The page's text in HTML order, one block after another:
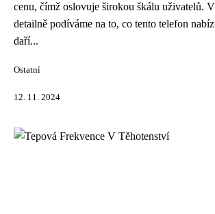
cenu, čímž oslovuje širokou škálu uživatelů.
detailně podíváme na to, co tento telefon
daří...
Ostatní
12. 11. 2024